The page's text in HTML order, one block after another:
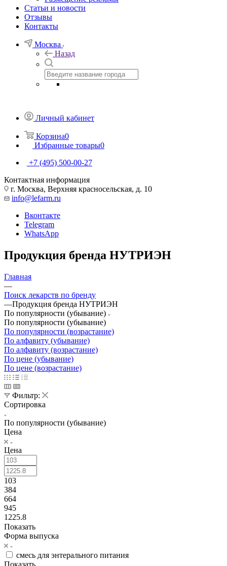
Статьи и новости
Отзывы
Контакты
Москва
Назад
Личный кабинет
Корзина0
Избранные товары0
+7 (495) 500-00-27
Контактная информация
г. Москва, Верхняя красносельская, д. 10
info@lefarm.ru
Вконтакте
Telegram
WhatsApp
Продукция бренда НУТРИЭН
Главная
—
Поиск лекарств по бренду
—Продукция бренда НУТРИЭН
По популярности (убывание)
По популярности (убывание)
По популярности (возрастание)
По алфавиту (убывание)
По алфавиту (возрастание)
По цене (убывание)
По цене (возрастание)
Фильтр:
Сортировка
По популярности (убывание)
Цена
Цена
103
384
664
945
1225.8
Показать
Форма выпуска
смесь для энтерального питания
Показать